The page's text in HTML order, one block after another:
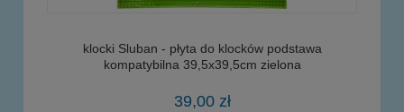
klocki Sluban - płyta do klocków podstawa
kompatybilna 39,5x39,5cm zielona
39,00 zł